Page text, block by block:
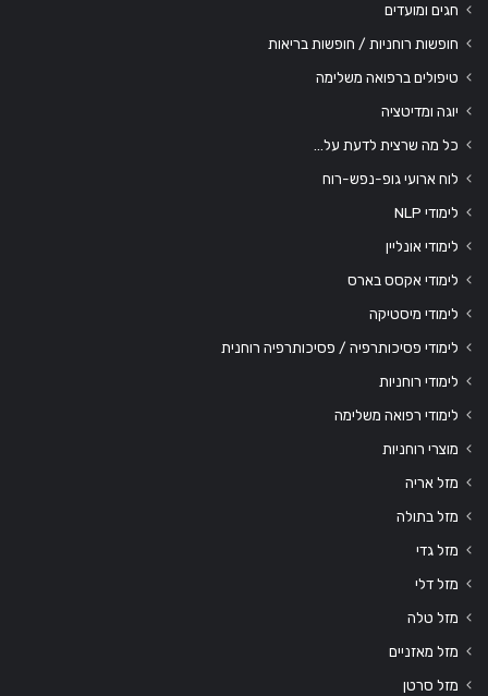
חגים ומועדים
חופשות רוחניות / חופשות בריאות
טיפולים ברפואה משלימה
יוגה ומדיטציה
כל מה שרצית לדעת על…
לוח ארועי גופ-נפש-רוח
לימודי NLP
לימודי אונליין
לימודי אקסס בארס
לימודי מיסטיקה
לימודי פסיכותרפיה / פסיכותרפיה רוחנית
לימודי רוחניות
לימודי רפואה משלימה
מוצרי רוחניות
מזל אריה
מזל בתולה
מזל גדי
מזל דלי
מזל טלה
מזל מאזניים
מזל סרטן